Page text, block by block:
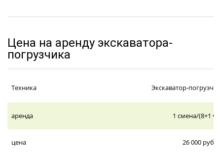
Цена на аренду экскаватора-
погрузчика
Техника Экскаватор-погрузчик
аренда 1 смена/(8+1
цена 26 000 руб.